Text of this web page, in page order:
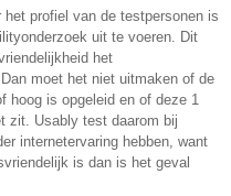
profiel van de testpersonen is
uit te voeren. Dit
het
moet het niet uitmaken of de
hoog is opgeleid en of deze 1
zit. Usably test daarom bij
internetervaring hebben, want
is dan is het geval